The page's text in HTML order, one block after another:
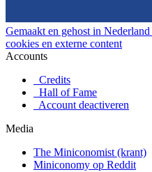
Gemaakt en gehost in Nederland
cookies en externe content
Accounts
Credits
Hall of Fame
Account deactiveren
Media
The Miniconomist (krant)
Miniconomy op Reddit